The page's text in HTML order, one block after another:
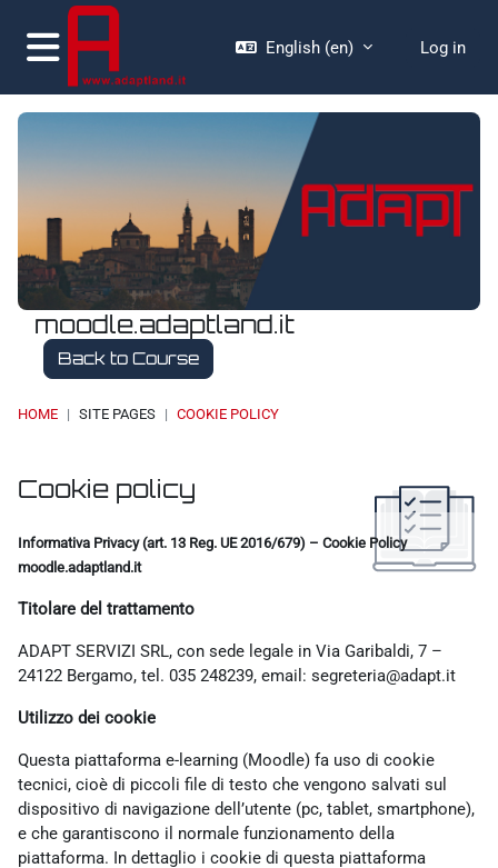
Skip to main content
Side panel
English ‎(en)‎ Log in
moodle.adaptland.it
Back to Course
HOME SITE PAGES COOKIE POLICY
Cookie policy
Informativa Privacy (art. 13 Reg. UE 2016/679) – Cookie Policy
moodle.adaptland.it
Titolare del trattamento
ADAPT SERVIZI SRL, con sede legale in Via Garibaldi, 7 –
24122 Bergamo, tel. 035 248239, email: segreteria@adapt.it
Utilizzo dei cookie
Questa piattaforma e-learning (Moodle) fa uso di cookie
tecnici, cioè di piccoli file di testo che vengono salvati sul
dispositivo di navigazione dell’utente (pc, tablet, smartphone),
e che garantiscono il normale funzionamento della
piattaforma. In dettaglio i cookie di questa piattaforma